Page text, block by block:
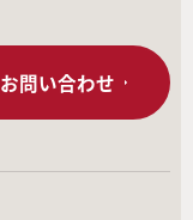
お問い合わせ